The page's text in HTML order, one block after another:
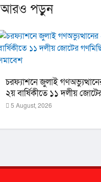
আরও পড়ুন
চরফ্যাশনে জুলাই
২য় বার্ষিকীতে ১১ দলীয়
গণমিছিল ও সমাবেশ
5 August, 2026